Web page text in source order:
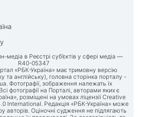
медіа в Реєстрі суб’єктів у сфері медіа —
R40-05347
«РБК-Україна» має тримовну версію
та англійську), головна сторінка порталу -
. Фотографії, зображення належать їх
фотографії на Порталі, авторами яких є
розміщені на умовах ліцензії Creative
International. Редакція «РБК-Україна» може
авторів. Оціночні судження не підлягають